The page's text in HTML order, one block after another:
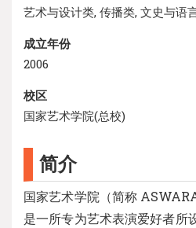
艺术与设计类, 传播类, 文史与语
成立年份
2006
校区
国家艺术学院(总校)
简介
国家艺术学院（简称
是一所专为艺术表演爱好者所